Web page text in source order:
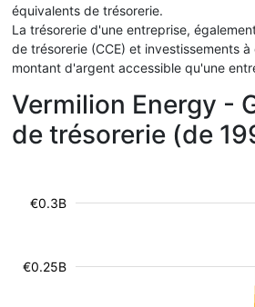
équivalents de trésorerie.
La trésorerie d'une entreprise,
de trésorerie (CCE) et investissements
montant d'argent accessible qu'une
Vermilion Energy -
de trésorerie (de
€0.25B
€0.3B